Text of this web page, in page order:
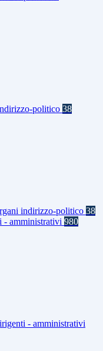
politico 38
indirizzo-politico 38
- amministrativi 980
- amministrativi